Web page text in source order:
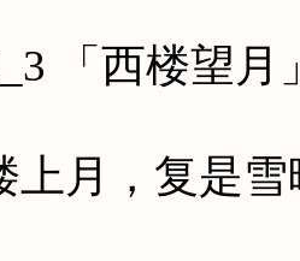
「西楼望月
，复是雪